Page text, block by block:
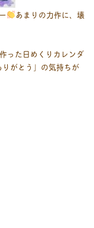
あまりの力作に、壊
った日めくりカレンダ
がとう」の気持ちが